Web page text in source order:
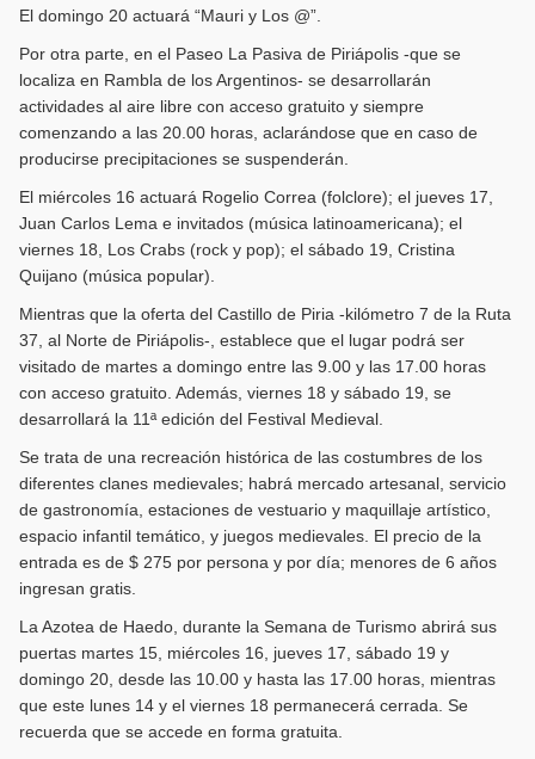
El domingo 20 actuará “Mauri y Los @”.
Por otra parte, en el Paseo La Pasiva de Piriápolis -que se
localiza en Rambla de los Argentinos- se desarrollarán
actividades al aire libre con acceso gratuito y siempre
comenzando a las 20.00 horas, aclarándose que en caso de
producirse precipitaciones se suspenderán.
El miércoles 16 actuará Rogelio Correa (folclore); el jueves 17,
Juan Carlos Lema e invitados (música latinoamericana); el
viernes 18, Los Crabs (rock y pop); el sábado 19, Cristina
Quijano (música popular).
Mientras que la oferta del Castillo de Piria -kilómetro 7 de la Ruta
37, al Norte de Piriápolis-, establece que el lugar podrá ser
visitado de martes a domingo entre las 9.00 y las 17.00 horas
con acceso gratuito. Además, viernes 18 y sábado 19, se
desarrollará la 11ª edición del Festival Medieval.
Se trata de una recreación histórica de las costumbres de los
diferentes clanes medievales; habrá mercado artesanal, servicio
de gastronomía, estaciones de vestuario y maquillaje artístico,
espacio infantil temático, y juegos medievales. El precio de la
entrada es de $ 275 por persona y por día; menores de 6 años
ingresan gratis.
La Azotea de Haedo, durante la Semana de Turismo abrirá sus
puertas martes 15, miércoles 16, jueves 17, sábado 19 y
domingo 20, desde las 10.00 y hasta las 17.00 horas, mientras
que este lunes 14 y el viernes 18 permanecerá cerrada. Se
recuerda que se accede en forma gratuita.